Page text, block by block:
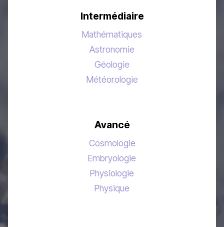
Intermédiaire
Mathématiques
Astronomie
Géologie
Météorologie
Avancé
Cosmologie
Embryologie
Physiologie
Physique